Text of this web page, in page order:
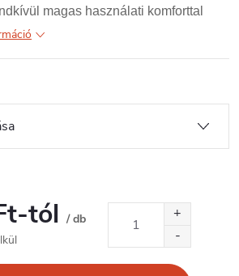
magas használati komforttal
-tól / db